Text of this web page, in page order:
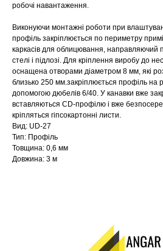
робочі навантаження.
Виконуючи монтажні роботи при
профіль закріплюється по периметру
каркасів для облицювання, направляючий
стелі і підлозі. Для кріплення виробу до
оснащена отворами діаметром 8 мм, які
близько 250 мм.закріплюється профіль на
допомогою дюбелів 6/40. У канавки вже
вставляються CD-профілю і вже
кріпляться гіпсокартонні листи.
Вид: UD-27
Тип: Профіль
Товщина: 0,6 мм
Довжина: 3 м